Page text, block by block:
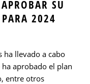
SU
2024
ha llevado a cabo
aprobado el plan
entre otros